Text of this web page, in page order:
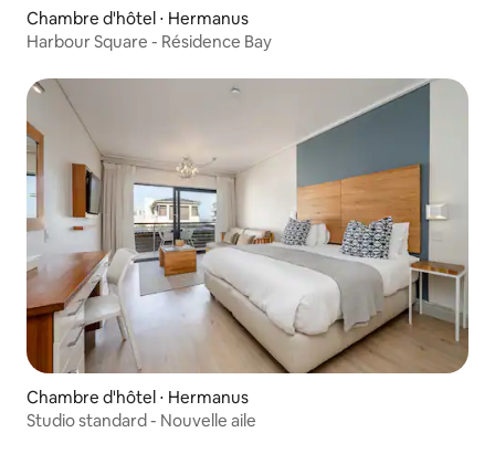
Chambre d'hôtel ⋅ Hermanus
Harbour Square - Résidence Bay
Chambre d'hôtel ⋅ Hermanus
Studio standard - Nouvelle aile